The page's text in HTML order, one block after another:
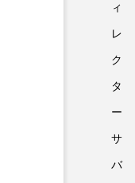
ィ
レ
ク
タ
ー
サ
バ